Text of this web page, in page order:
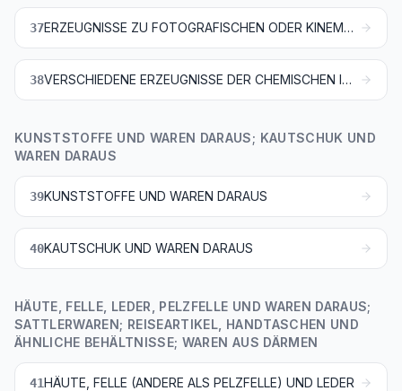
37 ERZEUGNISSE ZU FOTOGRAFISCHEN ODER KINEMATOGRAFISCHEN ZWECKEN
38 VERSCHIEDENE ERZEUGNISSE DER CHEMISCHEN INDUSTRIE
KUNSTSTOFFE UND WAREN DARAUS; KAUTSCHUK UND
WAREN DARAUS
39KUNSTSTOFFE UND WAREN DARAUS
40KAUTSCHUK UND WAREN DARAUS
HÄUTE, FELLE, LEDER, PELZFELLE UND WAREN DARAUS;
SATTLERWAREN; REISEARTIKEL, HANDTASCHEN UND
ÄHNLICHE BEHÄLTNISSE; WAREN AUS DÄRMEN
41HÄUTE, FELLE (ANDERE ALS PELZFELLE) UND LEDER